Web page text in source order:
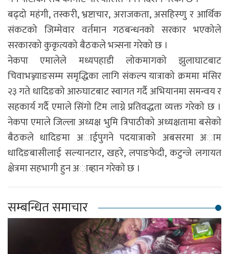
बढ्दो महंगी, तस्करी, भ्रष्टाचार, अराजकता, असहिस्णु र आर्थिक
संकटको जिम्मेवार वर्तमान गठबन्धनको सरकार भएकोले
सरकारको कुकृत्यको बैठकले भत्र्सना गरेको छ ।
नेकपा एमालेले मध्यपहाडी लोकमागको झुलाघाटबाट
चिवाभञ्ज्याङसम्म समृद्धिका लागि संकल्प यात्राको क्रममा मंसिर
२३ गते धादिङको आरुघाटबाट स्वागत गर्दै अभियानमा समन्वय र
सहकार्य गर्दै एमाले सिंगो टिम लाग्ने प्रतिवद्धता व्यक्त गरेको छ ।
नेकपा एमाले जिल्ला अध्यक्ष भुमि त्रिपाठीको अध्यक्षतामा बसेकाे
बैठकले धादिङमा अाईपुगने पदयात्राकाे अबसरमा अाम
धादिङबासीलाई सल्यानटार, खहरे, लपाङफेदी, कटुन्जे लगायत
क्षेत्रमा सहभागी हुन अाब्हान गरेकाे छ ।
सम्बन्धित समाचार